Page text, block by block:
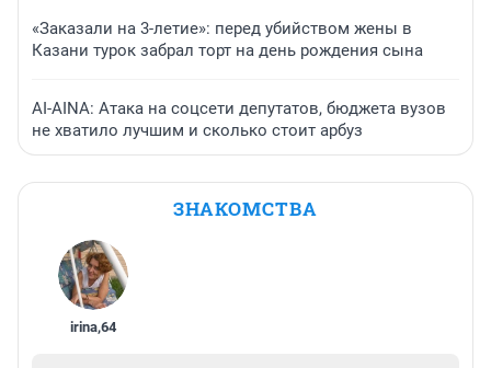
«Заказали на 3-летие»: перед убийством жены в
Казани турок забрал торт на день рождения сына
AI-AINA: Атака на соцсети депутатов, бюджета вузов
не хватило лучшим и сколько стоит арбуз
ЗНАКОМСТВА
irina,64